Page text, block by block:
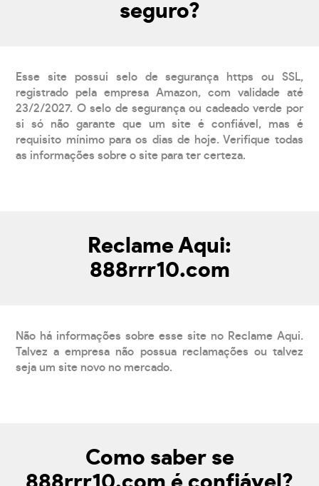
seguro?
Esse site possui selo de segurança https ou SSL,
registrado pela empresa Amazon, com validade até
23/2/2027. O selo de segurança ou cadeado verde por
si só não garante que um site é confiável, mas é
requisito mínimo para os dias de hoje. Verifique todas
as informações sobre o site para ter certeza.
Reclame Aqui:
888rrr10.com
Não há informações sobre esse site no Reclame Aqui.
Talvez a empresa não possua reclamações ou talvez
seja um site novo no mercado.
Como saber se